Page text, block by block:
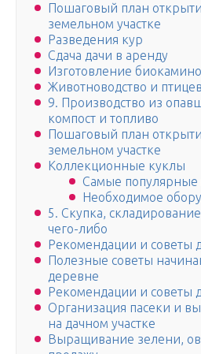
Пошаговый план
земельном участке
Разведения кур
Сдача дачи в аренду
Изготовление
Животноводство и
9. Производство из
компост и топливо
Пошаговый план
земельном участке
Коллекционные куклы
Самые популярные
Необходимое
5. Скупка,
чего-либо
Рекомендации и советы
Полезные советы
деревне
Рекомендации и советы
Организация пасеки и
на дачном участке
Выращивание зелени,